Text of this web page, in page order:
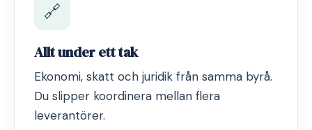
🔗
Allt under ett tak
Ekonomi, skatt och juridik från samma byrå.
Du slipper koordinera mellan flera
leverantörer.